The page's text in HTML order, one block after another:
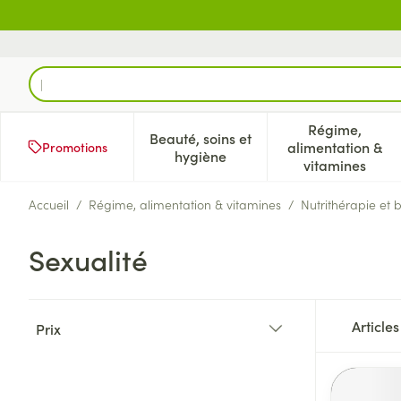
Rechercher
Promotions
Beauté, soins et
hygièneAfficher le sous-menu pour la
Régime,
alimentation &
vitamines
Afficher
Accueil / Régime, alimentation & vitamines / Nutrithérapie et
Sexualité
Prix
Articles